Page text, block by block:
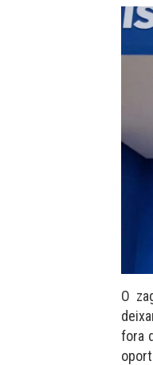
O
fora